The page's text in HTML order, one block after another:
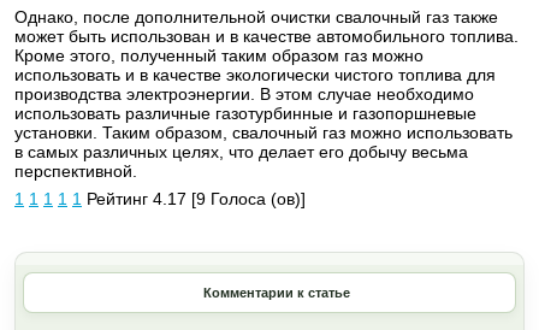
Однако, после дополнительной очистки свалочный газ также
может быть использован и в качестве автомобильного топлива.
Кроме этого, полученный таким образом газ можно
использовать и в качестве экологически чистого топлива для
производства электроэнергии. В этом случае необходимо
использовать различные газотурбинные и газопоршневые
установки. Таким образом, свалочный газ можно использовать
в самых различных целях, что делает его добычу весьма
перспективной.
1 1 1 1 1 Рейтинг 4.17 [9 Голоса (ов)]
Комментарии к статье